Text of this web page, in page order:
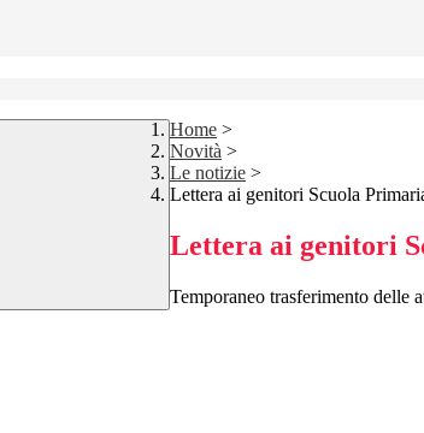
Home >
Novità >
Le notizie >
Lettera ai genitori Scuola
Lettera ai genitori
Temporaneo trasferimento delle